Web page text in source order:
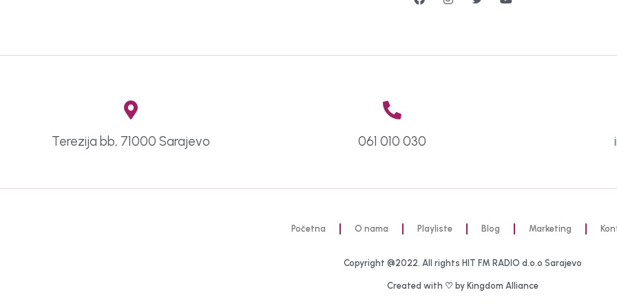
Terezija bb, 71000 Sarajevo 061 010 030
Početna O nama Playliste Blog Marketing
Copyright @2022. All rights HIT FM RADIO d.o.o Sarajevo
Created with ♡ by Kingdom Alliance